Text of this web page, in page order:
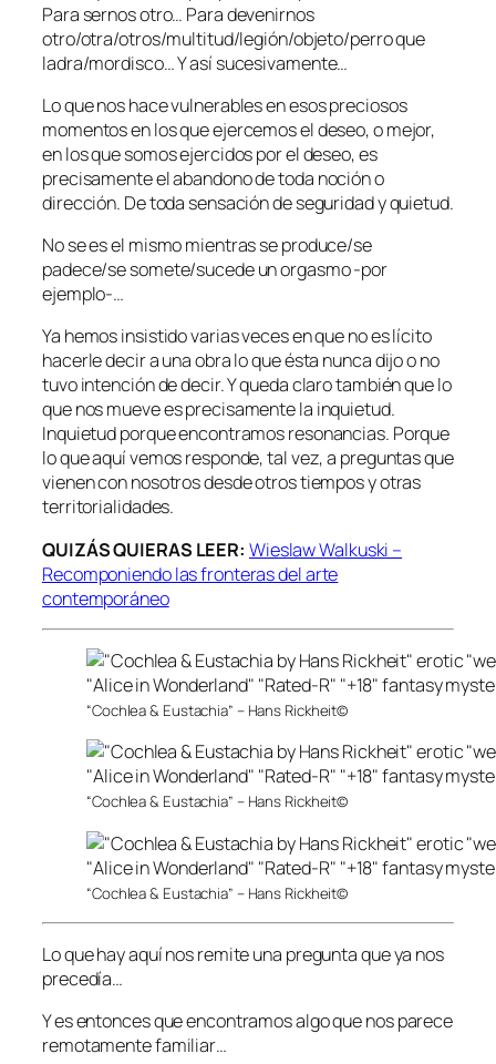
Para sernos otro… Para devenirnos
otro/otra/otros/multitud/legión/objeto/perro que
ladra/mordisco… Y así sucesivamente…
Lo que nos hace vulnerables en esos preciosos
momentos en los que ejercemos el deseo, o mejor,
en los que somos ejercidos por el deseo, es
precisamente el abandono de toda noción o
dirección. De toda sensación de seguridad y quietud.
No se es el mismo mientras se produce/se
padece/se somete/sucede un orgasmo -por
ejemplo-…
Ya hemos insistido varias veces en que no es lícito
hacerle decir a una obra lo que ésta nunca dijo o no
tuvo intención de decir. Y queda claro también que lo
que nos mueve es precisamente la inquietud.
Inquietud porque encontramos resonancias. Porque
lo que aquí vemos responde, tal vez, a preguntas que
vienen con nosotros desde otros tiempos y otras
territorialidades.
QUIZÁS QUIERAS LEER: Wieslaw Walkuski –
Recomponiendo las fronteras del arte
contemporáneo
“Cochlea & Eustachia” – Hans Rickheit©
“Cochlea & Eustachia” – Hans Rickheit©
“Cochlea & Eustachia” – Hans Rickheit©
Lo que hay aquí nos remite una pregunta que ya nos
precedía…
Y es entonces que encontramos algo que nos parece
remotamente familiar…